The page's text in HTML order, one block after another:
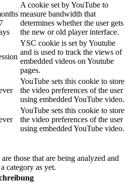
A cookie set by YouTube to
measure bandwidth that
determines whether the user gets
the new or old player interface.
YSC cookie is set by Youtube
and is used to track the views of
embedded videos on Youtube
pages.
YouTube sets this cookie to store
the video preferences of the user
using embedded YouTube video.
YouTube sets this cookie to store
the video preferences of the user
using embedded YouTube video.
those that are being analyzed and
category as yet.